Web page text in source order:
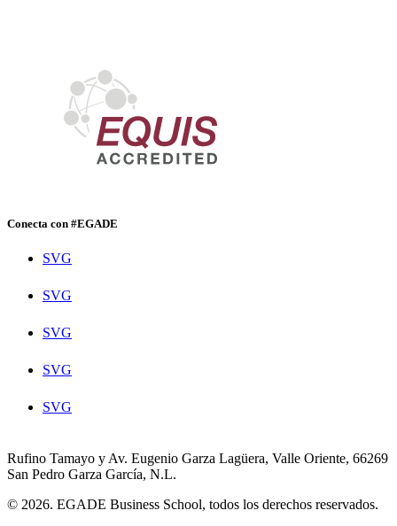
Conecta con #EGADE
SVG
SVG
SVG
SVG
SVG
Rufino Tamayo y Av. Eugenio Garza Lagüera, Valle Oriente, 66269
San Pedro Garza García, N.L.
© 2026. EGADE Business School, todos los derechos reservados.